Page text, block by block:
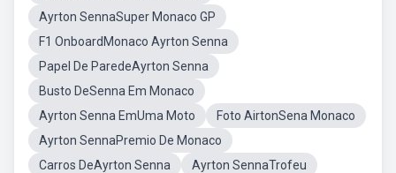
Ayrton SennaSuper Monaco GP
F1 OnboardMonaco Ayrton Senna
Papel De ParedeAyrton Senna
Busto DeSenna Em Monaco
Ayrton Senna EmUma Moto
Foto AirtonSena Monaco
Ayrton SennaPremio De Monaco
Carros DeAyrton Senna
Ayrton SennaTrofeu